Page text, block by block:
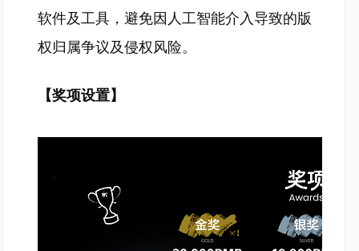
软件及工具，避免因人工智能介入导致的版
权归属争议及侵权风险。
【奖项设置】